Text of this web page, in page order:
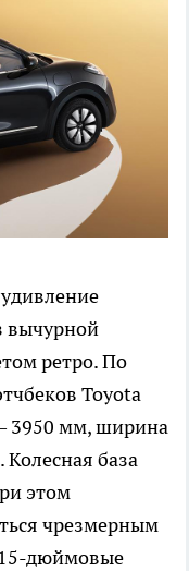
вычурной
ретро. По
Toyota
3950 мм, ширина
база
этом
чрезмерным
дюймовые